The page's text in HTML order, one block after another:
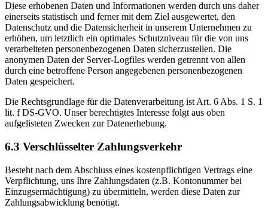
Diese erhobenen Daten und Informationen werden durch uns daher
einerseits statistisch und ferner mit dem Ziel ausgewertet, den
Datenschutz und die Datensicherheit in unserem Unternehmen zu
erhöhen, um letztlich ein optimales Schutzniveau für die von uns
verarbeiteten personenbezogenen Daten sicherzustellen. Die
anonymen Daten der Server-Logfiles werden getrennt von allen
durch eine betroffene Person angegebenen personenbezogenen
Daten gespeichert.
Die Rechtsgrundlage für die Datenverarbeitung ist Art. 6 Abs. 1 S. 1
lit. f DS-GVO. Unser berechtigtes Interesse folgt aus oben
aufgelisteten Zwecken zur Datenerhebung.
6.3 Verschlüsselter Zahlungsverkehr
Besteht nach dem Abschluss eines kostenpflichtigen Vertrags eine
Verpflichtung, uns Ihre Zahlungsdaten (z.B. Kontonummer bei
Einzugsermächtigung) zu übermitteln, werden diese Daten zur
Zahlungsabwicklung benötigt.